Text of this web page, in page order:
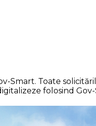
Toate
folosind